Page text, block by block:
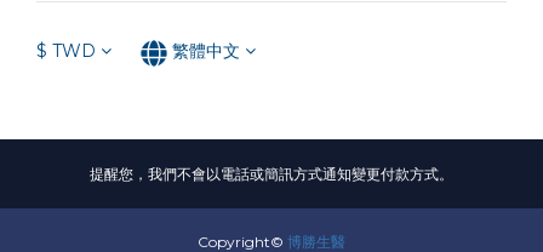
$ TWD 繁體中文
提醒您，我們不會以電話或簡訊方式通知變更付款方式。
Copyright© 博勝生醫